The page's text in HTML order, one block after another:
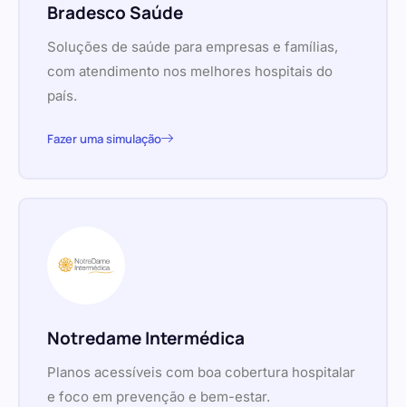
Bradesco Saúde
Soluções de saúde para empresas e famílias,
com atendimento nos melhores hospitais do
país.
Fazer uma simulação
Notredame Intermédica
Planos acessíveis com boa cobertura hospitalar
e foco em prevenção e bem-estar.